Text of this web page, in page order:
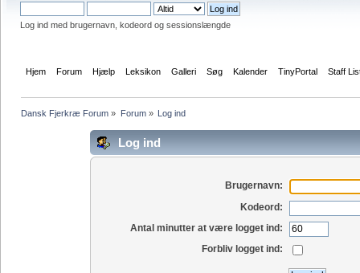
Log ind med brugernavn, kodeord og sessionslængde
Hjem Forum Hjælp Leksikon Galleri Søg Kalender TinyPortal Staff
Dansk Fjerkræ Forum » Forum» Log ind
Log ind
Brugernavn:
Kodeord:
Antal minutter at være logget ind:
Forbliv logget ind: